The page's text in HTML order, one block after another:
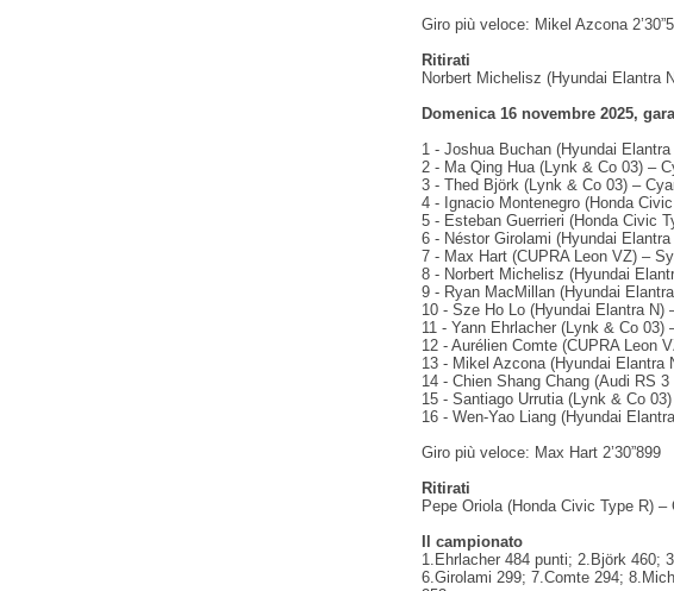
Giro più veloce: Mikel Azcona
Ritirati
Norbert Michelisz (Hyundai Elantra
Domenica 16 novembre 2025,
1 - Joshua Buchan (Hyundai
2 - Ma Qing Hua (Lynk & Co 03) –
3 - Thed Björk (Lynk & Co 03) –
4 - Ignacio Montenegro (Honda
5 - Esteban Guerrieri (Honda Civic
6 - Néstor Girolami (Hyundai
7 - Max Hart (CUPRA Leon VZ) –
8 - Norbert Michelisz (Hyundai
9 - Ryan MacMillan (Hyundai
10 - Sze Ho Lo (Hyundai Elantra N)
11 - Yann Ehrlacher (Lynk & Co 03)
12 - Aurélien Comte (CUPRA Leon
13 - Mikel Azcona (Hyundai Elantra
14 - Chien Shang Chang (Audi RS
15 - Santiago Urrutia (Lynk & Co
16 - Wen-Yao Liang (Hyundai
Giro più veloce: Max Hart 2’30”899
Ritirati
Pepe Oriola (Honda Civic Type R) –
Il campionato
1.Ehrlacher 484 punti; 2.Björk 460;
6.Girolami 299; 7.Comte 294;